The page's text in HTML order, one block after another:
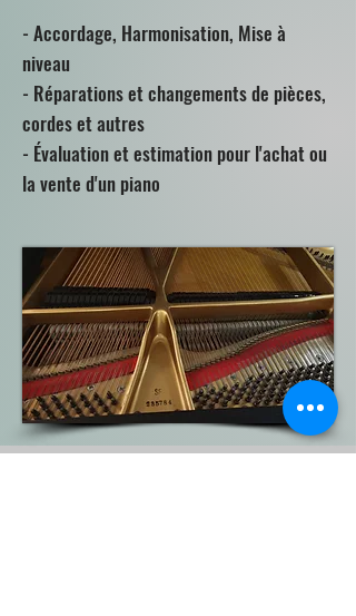
- Accordage, Harmonisation, Mise à
niveau
- Réparations et changements de pièces,
cordes et autres
- Évaluation et estimation pour l'achat ou
la vente d'un piano